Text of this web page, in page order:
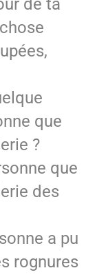
de ta
que
?
que
des
a pu
rognures